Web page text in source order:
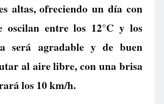
altas, ofreciendo un día con
oscilan entre los 12°C y los
será agradable y de buen
al aire libre, con una brisa
los 10 km/h.